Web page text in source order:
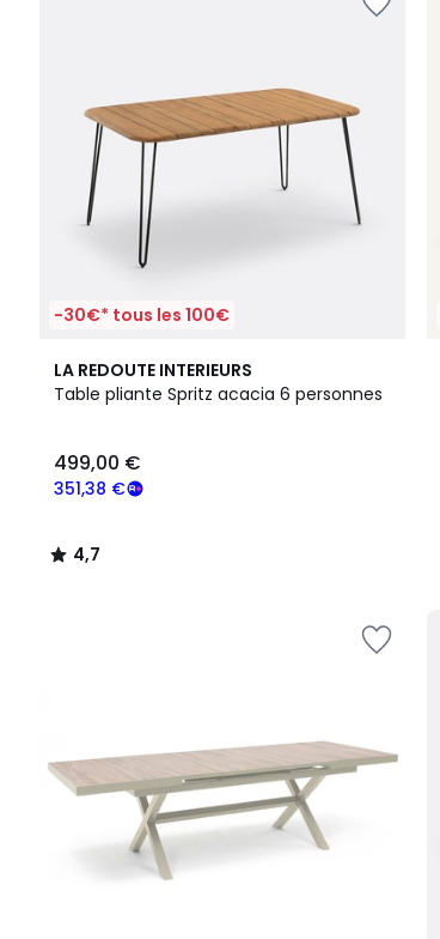
-30€* tous les 100€
LA REDOUTE INTERIEURS
Table pliante Spritz acacia 6 personnes
351,38 €
499,00 €
4,7
/ 5
4,7
/